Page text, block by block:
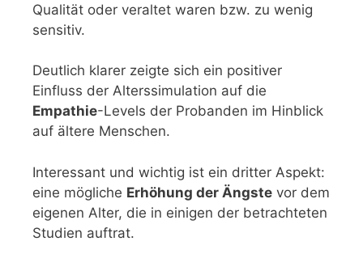
Qualität oder veraltet waren bzw. zu wenig
sensitiv.
Deutlich klarer zeigte sich ein positiver
Einfluss der Alterssimulation auf die
Empathie-Levels der Probanden im Hinblick
auf ältere Menschen.
Interessant und wichtig ist ein dritter Aspekt:
eine mögliche Erhöhung der Ängste vor dem
eigenen Alter, die in einigen der betrachteten
Studien auftrat.